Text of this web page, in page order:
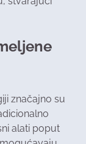
značajno su
alati poput